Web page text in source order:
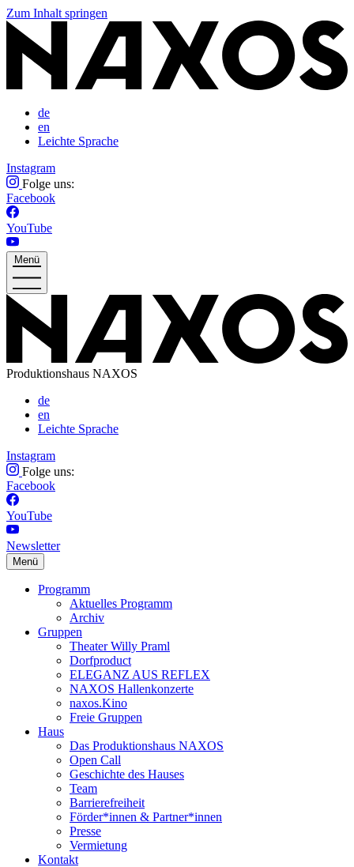
Zum Inhalt springen
de
en
Leichte Sprache
Instagram
Folge uns:
Facebook
YouTube
Menü
Produktionshaus NAXOS
de
en
Leichte Sprache
Instagram
Folge uns:
Facebook
YouTube
Newsletter
Menü
Programm
Aktuelles Programm
Archiv
Gruppen
Theater Willy Praml
Dorfproduct
ELEGANZ AUS REFLEX
NAXOS Hallenkonzerte
naxos.Kino
Freie Gruppen
Haus
Das Produktionshaus NAXOS
Open Call
Geschichte des Hauses
Team
Barrierefreiheit
Förder*innen & Partner*innen
Presse
Vermietung
Kontakt